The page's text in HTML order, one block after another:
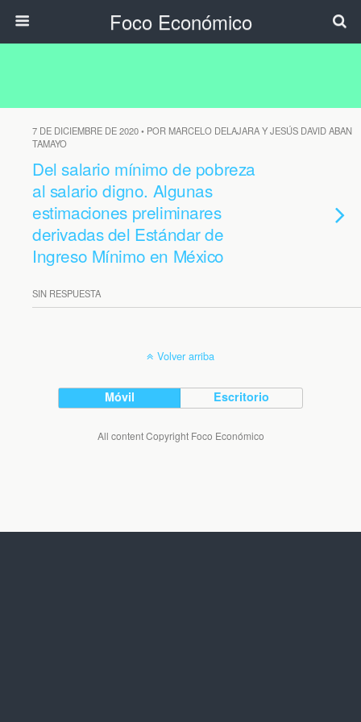
Foco Económico
7 DE DICIEMBRE DE 2020 • POR MARCELO DELAJARA Y JESÚS DAVID ABAN
TAMAYO
Del salario mínimo de pobreza
al salario digno. Algunas
estimaciones preliminares
derivadas del Estándar de
Ingreso Mínimo en México
SIN RESPUESTA
Volver arriba
Móvil Escritorio
All content Copyright Foco Económico